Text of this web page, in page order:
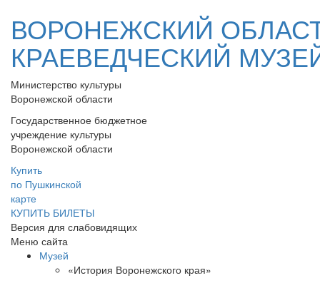
ВОРОНЕЖСКИЙ
КРАЕВЕДЧЕСКИЙ
Министерство культуры
Воронежской области
Государственное бюджетное
учреждение культуры
Воронежской области
Купить
по Пушкинской
карте
КУПИТЬ БИЛЕТЫ
Версия для слабовидящих
Меню сайта
Музей
«История Воронежского края»